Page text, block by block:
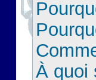
À quoi